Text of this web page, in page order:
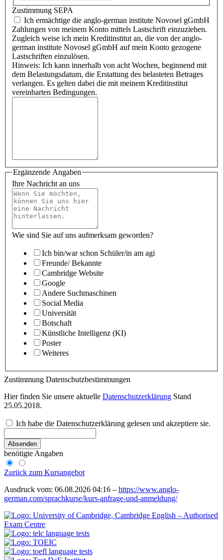
Zustimmung SEPA
Ich ermächtige die anglo-german institute Novosel gGmbH
Zahlungen von meinem Konto mittels Lastschrift einzuziehen.
Zugleich weise ich mein Kreditinstitut an, die von der anglo-
german institute Novosel gGmbH auf mein Konto gezogene
Lastschriften einzulösen.
Hinweis: Ich kann innerhalb von acht Wochen, beginnend mit
dem Belastungsdatum, die Erstattung des belasteten Betrages
verlangen. Es gelten dabei die mit meinem Kreditinstitut
vereinbarten Bedingungen.
Ergänzende Angaben
Ihre Nachricht an uns
Wie sind Sie auf uns aufmerksam geworden?
Ich bin/war schon Schüler/in am agi
Freunde/ Bekannte
Cambridge Website
Google
Andere Suchmaschinen
Social Media
Universität
Botschaft
Künstliche Intelligenz (KI)
Poster
Weiteres
Zustimmung Datenschutzbestimmungen
Hier finden Sie unsere aktuelle Datenschutzerklärung Stand
25.05.2018.
Ich habe die Datenschutzerklärung gelesen und akzeptiere sie.
Absenden
benötigte Angaben
Zurück zum Kursangebot
Ausdruck vom: 06.08.2026 04:16 – https://www.anglo-
german.com/sprachkurse/kurs-anfrage-und-anmeldung/